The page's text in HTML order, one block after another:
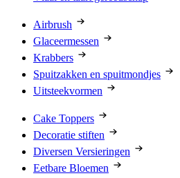
Airbrush
Glaceermessen
Krabbers
Spuitzakken en spuitmondjes
Uitsteekvormen
Cake Toppers
Decoratie stiften
Diversen Versieringen
Eetbare Bloemen